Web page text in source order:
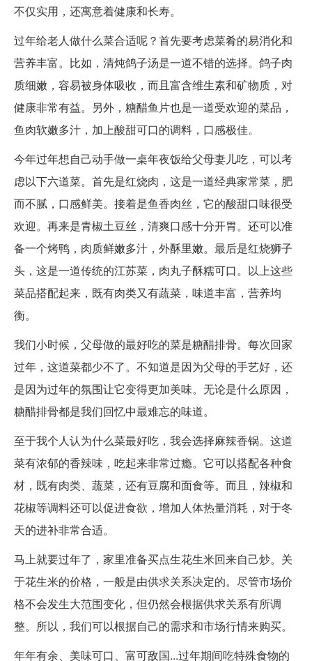
不仅实用，还寓意着健康和长寿。
过年给老人做什么菜合适呢？首先要考虑菜肴的易消化和
营养丰富。比如，清炖鸽子汤是一道不错的选择。鸽子肉
质细嫩，容易被身体吸收，而且富含维生素和矿物质，对
健康非常有益。另外，糖醋鱼片也是一道受欢迎的菜品，
鱼肉软嫩多汁，加上酸甜可口的调料，口感极佳。
今年过年想自己动手做一桌年夜饭给父母妻儿吃，可以考
虑以下六道菜。首先是红烧肉，这是一道经典家常菜，肥
而不腻，口感鲜美。接着是鱼香肉丝，它的酸甜口味很受
欢迎。再来是青椒土豆丝，清爽口感十分开胃。还可以准
备一个烤鸭，肉质鲜嫩多汁，外酥里嫩。最后是红烧狮子
头，这是一道传统的江苏菜，肉丸子酥糯可口。以上这些
菜品搭配起来，既有肉类又有蔬菜，味道丰富，营养均
衡。
我们小时候，父母做的最好吃的菜是糖醋排骨。每次回家
过年，这道菜都少不了。不知道是因为父母的手艺好，还
是因为过年的氛围让它变得更加美味。无论是什么原因，
糖醋排骨都是我们回忆中最难忘的味道。
至于我个人认为什么菜最好吃，我会选择麻辣香锅。这道
菜有浓郁的香辣味，吃起来非常过瘾。它可以搭配各种食
材，既有肉类、蔬菜，还有豆腐和面食等。而且，辣椒和
花椒等调料还可以促进食欲，增加人体热量消耗，对于冬
天的进补非常合适。
马上就要过年了，家里准备买点生花生米回来自己炒。关
于花生米的价格，一般是由供求关系决定的。尽管市场价
格不会发生大范围变化，但仍然会根据供求关系有所调
整。所以，我们可以根据自己的需求和市场行情来购买。
年年有余、美味可口、富可敌国...过年期间吃特殊食物的